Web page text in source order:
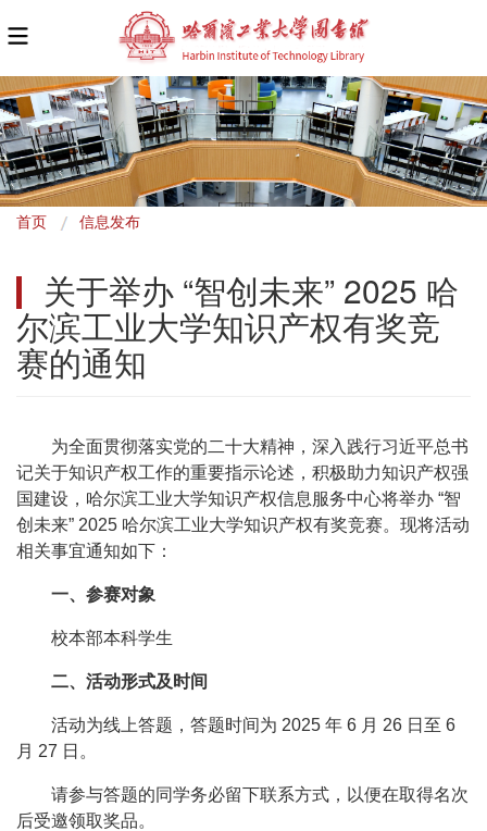
面
首页 信息发布
关于举办 “智创未来” 2025 哈
尔滨工业大学知识产权有奖竞
赛的通知
为全面贯彻落实党的二十大精神，深入践行习近平总书
记关于知识产权工作的重要指示论述，积极助力知识产权强
国建设，哈尔滨工业大学知识产权信息服务中心将举办 “智
创未来” 2025 哈尔滨工业大学知识产权有奖竞赛。现将活动
相关事宜通知如下：
一、参赛对象
校本部本科学生
二、活动形式及 时间
活动为线上答题，答题时间为 2025 年 6 月 26 日至 6
月 27 日。
请参与答题的同学务必留下联系方式，以便在取得名次
后受邀领取奖品。